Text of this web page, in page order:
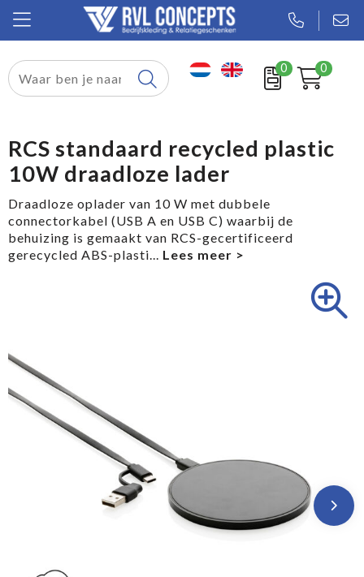
0 0
Relatiegeschenken
Tassen
Sport
Werkkleding
RCS standaard recycled plastic
10W draadloze lader
Draadloze oplader van 10 W met dubbele
connectorkabel (USB A en USB C) waarbij de
behuizing is gemaakt van RCS-gecertificeerd
gerecycled ABS-plasti...